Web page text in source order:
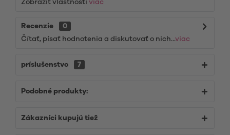
Zobraziť vlastnosti viac
Recenzie
0
Čítať, písať hodnotenia a diskutovať o nich...viac
príslušenstvo 7
Podobné produkty:
Zákazníci kupujú tiež